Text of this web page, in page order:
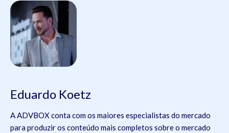
Eduardo Koetz
A ADVBOX conta com os maiores especialistas do mercado
para produzir os conteúdo mais completos sobre o mercado